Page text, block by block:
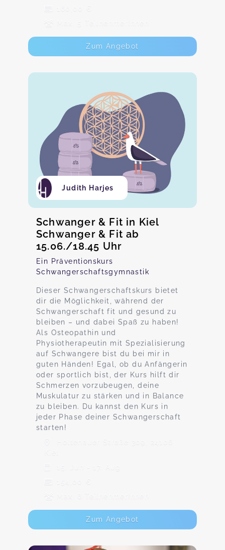
160,00 €
Max. 5 TeilnehmerInnen
Zum Angebot
Judith Harjes
Schwanger & Fit in Kiel
Schwanger & Fit ab
15.06./18.45 Uhr
Ein Präventionskurs
Schwangerschaftsgymnastik
Dieser Schwangerschaftskurs bietet
dir die Möglichkeit, während der
Schwangerschaft fit und gesund zu
bleiben – und dabei Spaß zu haben!
Als Osteopathin und
Physiotherapeutin mit Spezialisierung
auf Schwangere bist du bei mir in
guten Händen! Egal, ob du Anfängerin
oder sportlich bist, der Kurs hilft dir
Schmerzen vorzubeugen, deine
Muskulatur zu stärken und in Balance
zu bleiben. Du kannst den Kurs in
jeder Phase deiner Schwangerschaft
starten!
Holtenauer Straße 309, 24106
15. Jun - 17. Aug
154,00 €
Max. 6 TeilnehmerInnen
Zum Angebot